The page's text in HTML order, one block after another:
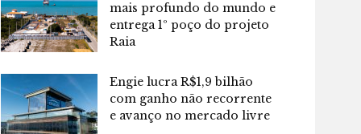
mais profundo do mundo e
entrega 1º poço do projeto
Raia
Engie lucra R$1,9 bilhão
com ganho não recorrente
e avanço no mercado livre